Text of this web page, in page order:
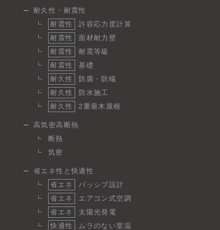
耐久性・耐震性
耐震性
許容応力度計算
耐震性
面材耐力壁
耐震性
耐震等級
耐震性
基礎
耐久性
防腐・防蟻
耐久性
防水施工
耐久性
2重垂木屋根
高気密高断熱
断熱
気密
省エネ性と快適性
省エネ
パッシブ設計
省エネ
エアコン式空調
省エネ
太陽光発電
快適性
ムラのない室温